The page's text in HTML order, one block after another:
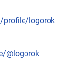
profile/logorok
@logorok